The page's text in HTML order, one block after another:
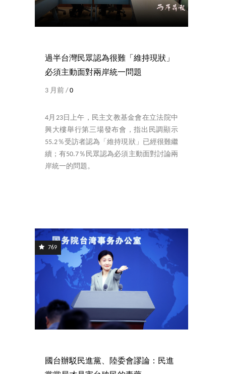
過半台灣民眾認為很難「維持現狀」
必須主動面對兩岸統一問題
3 月前 / 0
4月23日上午，民主文教基金會在立法院中
興大樓舉行第三場發布會，指出民調顯示
55.2％受訪者認為「維持現狀」已經很難繼
續；有50.7％民眾認為必須主動面對討論兩
岸統一的問題。
769
國台辦駁民進黨、陸委會謬論：民進